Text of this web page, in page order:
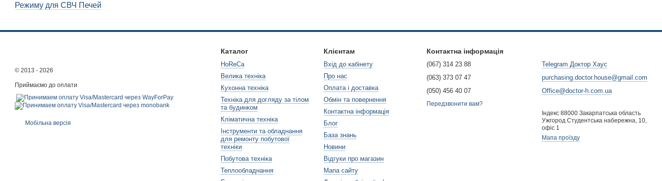
Режиму для СВЧ Печей
© 2013 - 2026
Приймаємо до оплати
Мобільна версія
Каталог
HoReCa
Велика техніка
Кухонна техніка
Техніка для догляду за тілом
та будинком
Кліматична техніка
Інструменти та обладнання
для ремонту побутової
техніки
Побутова техніка
Теплообладнання
Клієнтам
Вхід до кабінету
Про нас
Оплата і доставка
Обмін та повернення
Контактна інформація
Блог
База знань
Новини
Відгуки про магазин
Мапа сайту
Контактна інформація
(067) 314 23 88
(063) 373 07 47
(050) 456 40 07
Передзвонити вам?
Telegram Доктор Хаус
purchasing.doctor.house@gmail.com
Office@doctor-h.com.ua
Індекс 88000 Закарпатська область
Ужгород Студентська набережна, 10,
офіс 1
Мапа проїзду